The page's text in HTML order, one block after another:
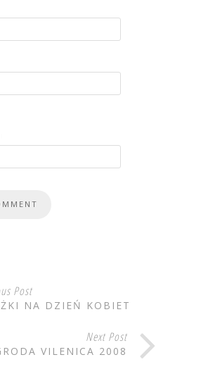
Post
NA DZIEŃ KOBIET
Next Post
VILENICA 2008